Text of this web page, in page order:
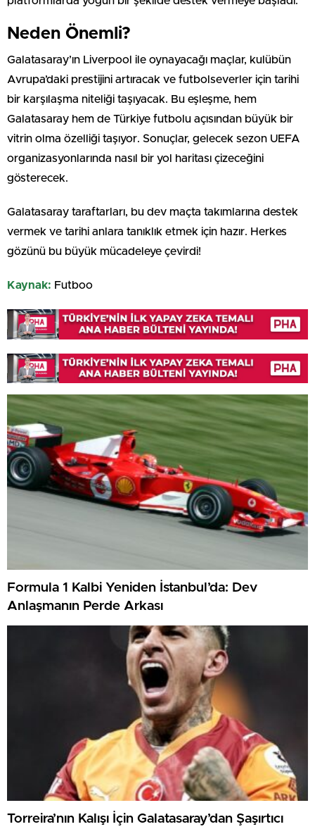
Neden Önemli?
Galatasaray’ın Liverpool ile oynayacağı maçlar, kulübün
Avrupa’daki prestijini artıracak ve futbolseverler için tarihi
bir karşılaşma niteliği taşıyacak. Bu eşleşme, hem
Galatasaray hem de Türkiye futbolu açısından büyük bir
vitrin olma özelliği taşıyor. Sonuçlar, gelecek sezon UEFA
organizasyonlarında nasıl bir yol haritası çizeceğini
gösterecek.
Galatasaray taraftarları, bu dev maçta takımlarına destek
vermek ve tarihi anlara tanıklık etmek için hazır. Herkes
gözünü bu büyük mücadeleye çevirdi!
Kaynak: Futboo
Formula 1 Kalbi Yeniden İstanbul’da: Dev
Anlaşmanın Perde Arkası
Torreira’nın Kalışı İçin Galatasaray’dan Şaşırtıcı